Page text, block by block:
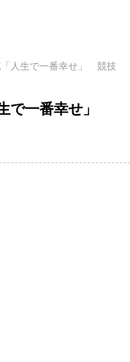
「人生で一番幸せ」 競技
で一番幸せ」